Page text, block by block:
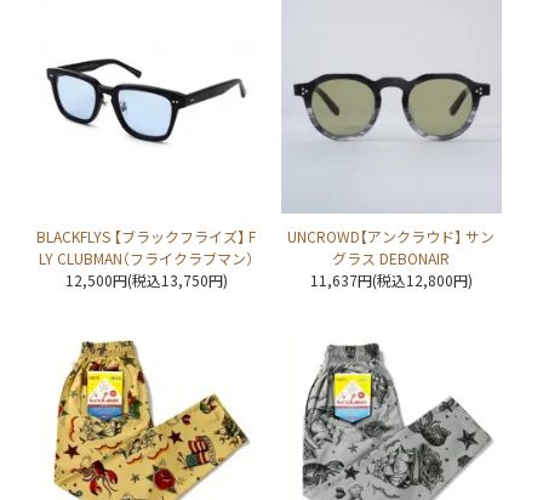
BLACKFLYS 【ブラックフライズ】 F
LY CLUBMAN（フライクラブマン）
12,500円(税込13,750円)
UNCROWD【アンクラウド】 サン
グラス DEBONAIR
11,637円(税込12,800円)